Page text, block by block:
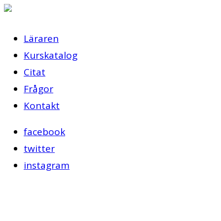
Läraren
Kurskatalog
Citat
Frågor
Kontakt
facebook
twitter
instagram